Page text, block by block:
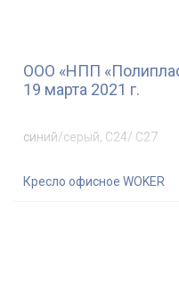
ООО «НПП
19 марта 2021 г.
синий/серый, С24/ С27
Кресло офисное WOKER